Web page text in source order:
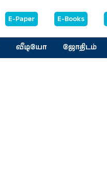
E-Paper E-Books
வீடியோ ஜோதிடம்